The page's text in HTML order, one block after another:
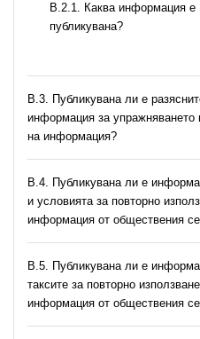
B.2.1. Каква информация е
публикувана?
В.3. Публикувана ли е
информация за упражняването
на информация?
В.4. Публикувана ли е
и условията за повторно
информация от обществения
В.5. Публикувана ли е
таксите за повторно
информация от обществения